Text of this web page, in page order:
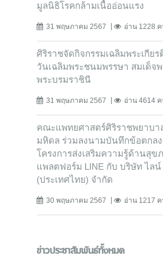
มูลนิธิโรคกล้ามเนื้ออ่อนแรง
31 พฤษภาคม 2567 อ่าน 1228 ค
ศิริราชจัดกิจกรรมเฉลิมพระเกีย
วันเฉลิมพระชนมพรรษา สมเด็จพ
พระบรมราชินี
31 พฤษภาคม 2567 อ่าน 4614 ค
คณะแพทยศาสตร์ศิริราชพยาบา
มหิดล ร่วมลงนามบันทึกข้อตกล
โครงการส่งเสริมความรู้ด้านสุข
แพลตฟอร์ม LINE กับ บริษัท ไล
(ประเทศไทย) จํากัด
30 พฤษภาคม 2567 อ่าน 1217 ค
ข่าวประชาสัมพันธ์ทั้งหมด